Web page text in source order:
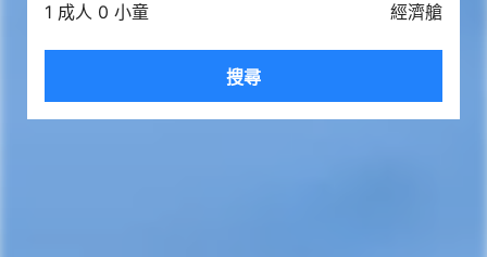
1 成人 0 小童 經濟艙
搜尋